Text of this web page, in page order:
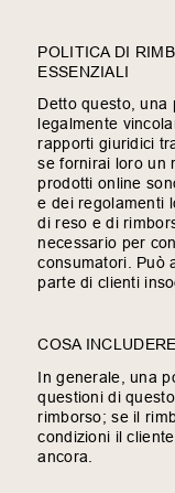
POLITICA DI
ESSENZIALI
Detto questo, una
legalmente
rapporti giuridici
se fornirai loro un
prodotti online
e dei regolamenti
di reso e di
necessario per
consumatori. Può
parte di clienti
COSA
In generale, una
questioni di
rimborso; se il
condizioni il
ancora.